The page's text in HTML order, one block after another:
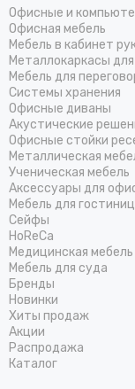
Офисные и
Офисная мебель
Мебель в кабинет
Металлокаркасы
Мебель для
Системы хранения
Офисные диваны
Акустические
Офисные стойки
Металлическая
Ученическая мебель
Аксессуары для
Мебель для
Cейфы
HoReCa
Медицинская мебель
Мебель для суда
Бренды
Новинки
Хиты продаж
Акции
Распродажа
Каталог